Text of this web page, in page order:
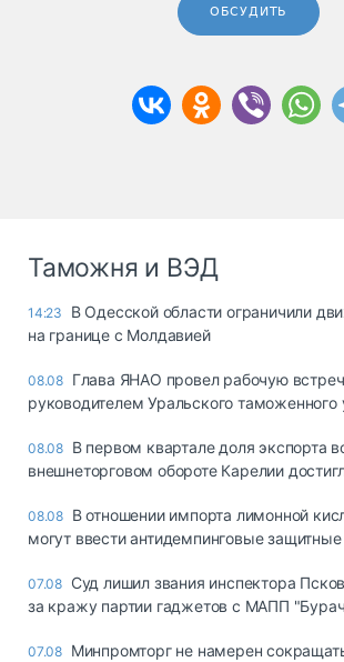
ОБСУДИТЬ
Таможня и ВЭД
14:23
В Одесской области ограничили
на границе с Молдавией
08.08 Глава ЯНАО провел рабочую
руководителем Уральского таможенного
08.08 В первом квартале доля экспорта
внешнеторговом обороте Карелии
08.08 В отношении импорта лимонной
могут ввести антидемпинговые
07.08 Суд лишил звания инспектора
за кражу партии гаджетов с МАПП
07.08 Минпромторг не намерен